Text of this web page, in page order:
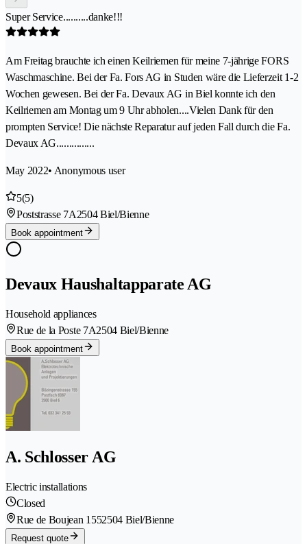
Super Service..........danke!!!
Am Freitag brauchte ich einen Keilriemen für meine 7-jährige FORS
Waschmaschine. Bei der Fa. Fors AG in Studen wäre die Lieferzeit 1-2
Wochen gewesen. Bei der Fa. Devaux AG in Biel konnte ich den
Keilriemen am Montag um 9 Uhr abholen....Vielen Dank für den
prompten Service! Die nächste Reparatur auf jeden Fall durch die Fa.
Devaux AG...............
May 2022• Anonymous user
5(5)
Poststrasse 7A2504 Biel/Bienne
Book appointment
Devaux Haushaltapparate AG
Household appliances
Rue de la Poste 7A2504 Biel/Bienne
Book appointment
A. Schlosser AG
Electric installations
Closed
Rue de Boujean 1552504 Biel/Bienne
Request quote